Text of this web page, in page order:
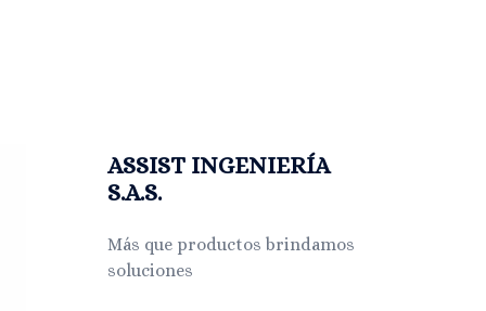
ASSIST INGENIERÍA
S.A.S.
Más que productos brindamos
soluciones